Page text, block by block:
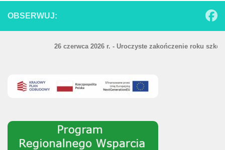
OBSERWUJ:
26 czerwca 2026 r. - Uroczyste zakończenie roku szkolnego